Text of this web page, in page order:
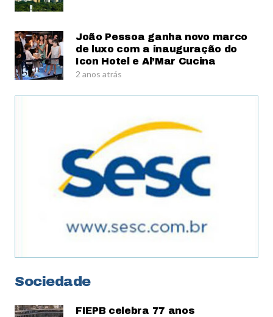
João Pessoa ganha novo marco
de luxo com a inauguração do
Icon Hotel e Al’Mar Cucina
2 anos atrás
Sociedade
FIEPB celebra 77 anos